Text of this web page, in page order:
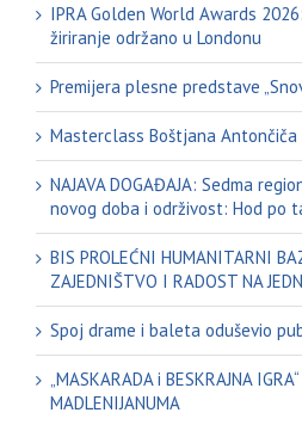
IPRA Golden World Awards
žiriranje održano u Londonu
Premijera plesne predstave
Masterclass Boštjana Antončiča
NAJAVA DOGAĐAJA: Sedma
novog doba i održivost: Hod po
BIS PROLEĆNI HUMANITARNI
ZAJEDNIŠTVO I RADOST NA
Spoj drame i baleta oduševio
„MASKARADA i BESKRAJNA
MADLENIJANUMA